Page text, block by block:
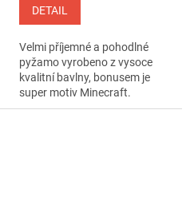
DETAIL
Velmi příjemné a pohodlné
pyžamo vyrobeno z vysoce
kvalitní bavlny, bonusem je
super motiv Minecraft.